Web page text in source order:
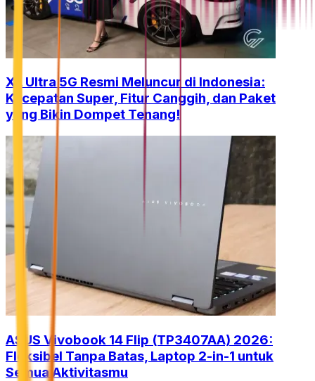
XL Ultra 5G Resmi Meluncur di Indonesia:
Kecepatan Super, Fitur Canggih, dan Paket
yang Bikin Dompet Tenang!
ASUS Vivobook 14 Flip (TP3407AA) 2026:
Fleksibel Tanpa Batas, Laptop 2-in-1 untuk
Semua Aktivitasmu